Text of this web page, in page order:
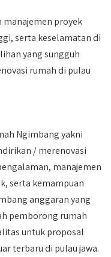
manajemen proyek
serta keselamatan di
yang sungguh
rumah di pulau
Ngimbang yakni
/ merenovasi
manajemen
serta kemampuan
anggaran yang
pemborong rumah
untuk proposal
terbaru di pulau jawa.